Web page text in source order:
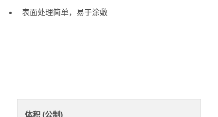
表面处理简单，易于涂敷
体积 (公制)